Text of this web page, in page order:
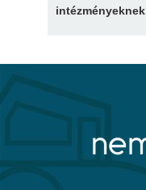
intézményeknek